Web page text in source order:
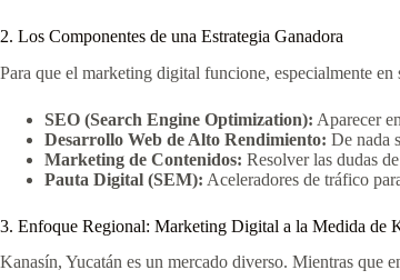
2. Los Componentes de una Estrategia Ganadora
Para que el marketing digital funcione, especialmente
SEO (Search Engine Optimization): Aparecer
Desarrollo Web de Alto Rendimiento: De nada
Marketing de Contenidos: Resolver las dudas
Pauta Digital (SEM): Aceleradores de tráfico
3. Enfoque Regional: Marketing Digital a la Medida de
Kanasín, Yucatán es un mercado diverso. Mientras que